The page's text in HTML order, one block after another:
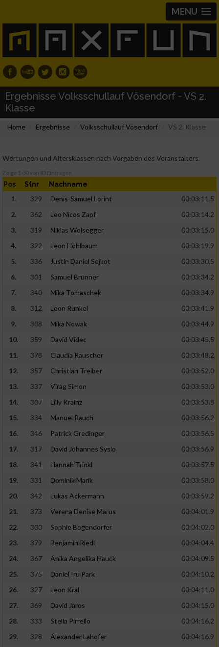
MENU
Ergebnisse Volksschullauf Vösendorf - VS 2.
Klasse
Home Ergebnisse Volksschullauf Vösendorf VS 2. Klasse
Wertungen und Altersklassen nach Vorgaben des Veranstalters.
Zeige 1-50 von 83 Einträgen.
Pos Stnr Nachname
1. 329 Denis-Samuel Lorint
00:03:11.5
2.
362 Leo Nicos Zapf
00:03:14.2
3.
319 Niklas Wolsegger
00:03:15.0
4.
322 Leon Hohlbaum
00:03:19.9
5.
336 Justin Daniel Sejkot
00:03:30.5
6.
301 Samuel Brunner
00:03:34.2
7.
340 Mika Tomaschek
00:03:34.9
8.
312 Leon Runkel
00:03:41.9
9.
308 Mika Nowak
00:03:44.9
10.
359 David Videc
00:03:45.5
11.
378 Claudia Rauscher
00:03:48.2
12.
357 Christian Treiber
00:03:52.0
13.
337 Virag Simon
00:03:53.0
14.
307 Lilly Krainz
00:03:53.8
15.
334 Manuel Rauch
00:03:56.2
16.
346 Patrick Gredinger
00:03:56.5
17.
317 David Johannes Syslo
00:03:56.9
18.
341 Hannah Trinkl
00:03:57.5
19.
331 Dominik Marik
00:03:58.0
20.
342 Lukas Ackermann
00:03:59.2
21.
373 Verena Denise Marus
00:04:01.9
22.
300 Sophie Bogendorfer
00:04:02.0
23.
379 Benjamin Riedl
00:04:04.4
24.
367 Anika Angelika Hauck
00:04:09.5
25.
375 Daniel Iru Park
00:04:10.2
26.
327 Leon Kral
00:04:11.0
27.
369 David Jaros
00:04:15.0
28.
333 Stella Pirrello
00:04:16.2
29.
328 Alexander Lahofer
00:04:16.9